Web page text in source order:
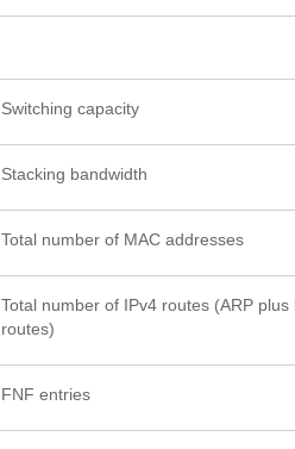
Switching capacity
Stacking bandwidth
Total number of MAC addresses
Total number of IPv4 routes (ARP plus
routes)
FNF entries